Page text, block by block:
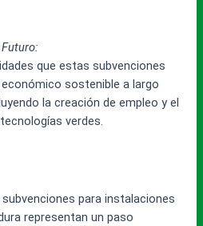
que estas subvenciones
sostenible a largo
la creación de empleo y el
verdes.
para instalaciones
representan un paso